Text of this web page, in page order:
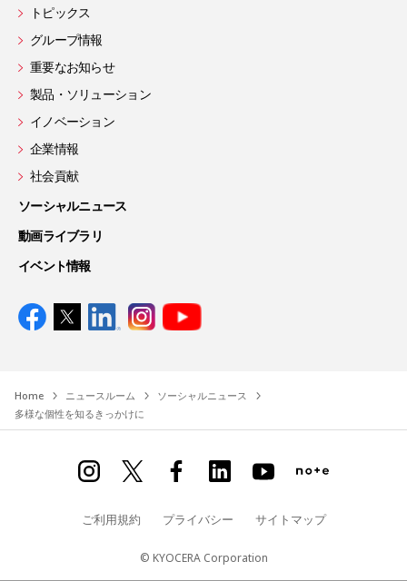
トピックス
グループ情報
重要なお知らせ
製品・ソリューション
イノベーション
企業情報
社会貢献
ソーシャルニュース
動画ライブラリ
イベント情報
Home ニュースルーム
ソーシャルニュース
多様な個性を知るきっかけに
ご利用規約 プライバシー サイトマップ
© KYOCERA Corporation